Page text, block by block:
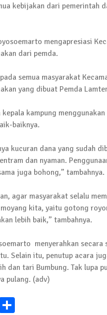
Koheri Kembali
kebijakan dari pemerintah
mengapresiasi
dari pemda.
semua masyarakat
yang dibuat Pemda
kampung
baiknya.
kucuran dana yang sudah
dan nyaman.
juga bohong,” tambahnya.
agar masyarakat selalu
kita, yaitu gotong
lebih baik,” tambahnya.
menyerahkan
Selain itu, penutup acara
dan tari Bumbung. Tak lupa
pulang. (adv)